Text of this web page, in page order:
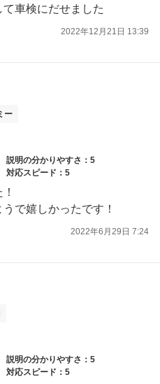
車検にだせました
2022年12月21日 13:39
ー
説明の分かりやすさ：5
対応スピード：5
で嬉しかったです！
2022年6月29日 7:24
説明の分かりやすさ：5
対応スピード：5